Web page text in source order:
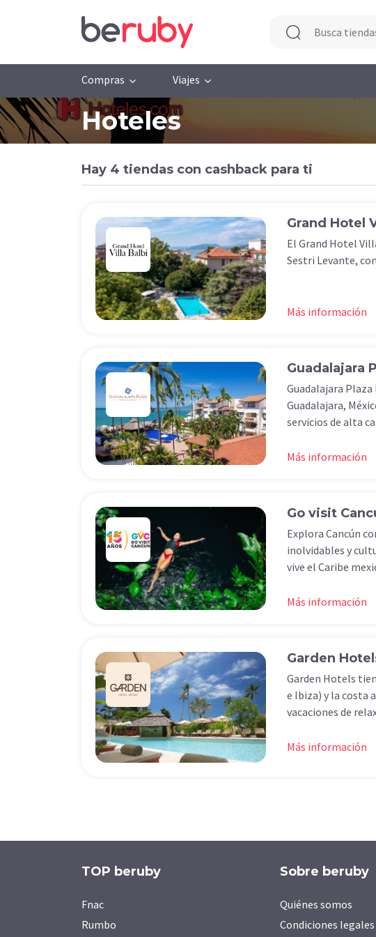
Compras Viajes
Hoteles
Hay 4 tiendas con cashback para ti
Grand Hotel
El Grand Hotel
Sestri Levante,
Más información
Guadalajara
Guadalajara
Guadalajara,
servicios de alta
Más información
Go visit
Explora Cancún
inolvidables y
vive el Caribe
Más información
Garden
Garden Hotels
e Ibiza) y la costa
vacaciones de
Más información
TOP beruby
Fnac
Rumbo
Sobre beruby
Quiénes somos
Condiciones legales